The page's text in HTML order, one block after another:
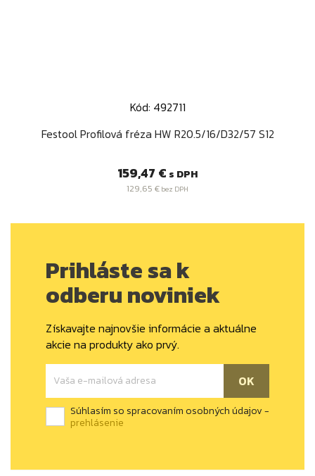
Kód: 492711
Festool Profilová fréza HW R20.5/16/D32/57 S12
Cena
159,47 € s DPH
129,65 € bez DPH
Prihláste sa k
odberu noviniek
Získavajte najnovšie informácie a aktuálne
akcie na produkty ako prvý.
Súhlasím so spracovaním osobných údajov -
prehlásenie